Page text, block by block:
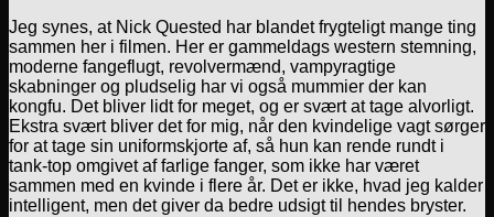
Jeg synes, at Nick Quested har blandet frygteligt mange ting
sammen her i filmen. Her er gammeldags western stemning,
moderne fangeflugt, revolvermænd, vampyragtige
skabninger og pludselig har vi også mummier der kan
kongfu. Det bliver lidt for meget, og er svært at tage alvorligt.
Ekstra svært bliver det for mig, når den kvindelige vagt sørger
for at tage sin uniformskjorte af, så hun kan rende rundt i
tank-top omgivet af farlige fanger, som ikke har været
sammen med en kvinde i flere år. Det er ikke, hvad jeg kalder
intelligent, men det giver da bedre udsigt til hendes bryster.